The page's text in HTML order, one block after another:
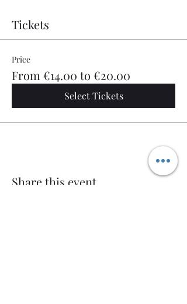
Tickets
Price
From €14.00 to €20.00
Select Tickets
Share this event